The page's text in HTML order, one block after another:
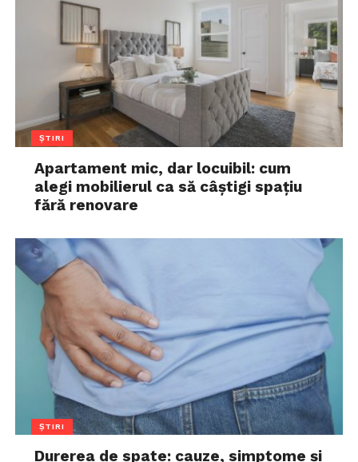
ȘTIRI
Apartament mic, dar locuibil: cum
alegi mobilierul ca să câștigi spațiu
fără renovare
ȘTIRI
Durerea de spate: cauze, simptome și